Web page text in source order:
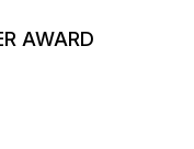
AWARD